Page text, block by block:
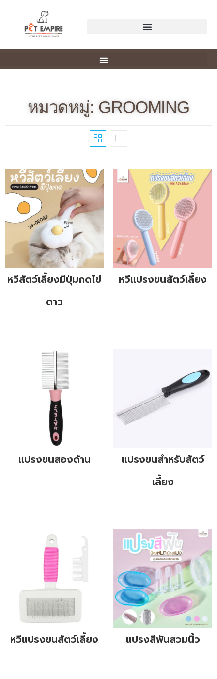
หมวดหมู่: GROOMING
หวีสัตว์เลี้ยงมีปุ่มกดไข่
ดาว
หวีแปรงขนสัตว์เลี้ยง
แปรงขนสองด้าน
แปรงขนสำหรับสัตว์
เลี้ยง
หวีแปรงขนสัตว์เลี้ยง แปรงสีฟันสวมนิ้ว